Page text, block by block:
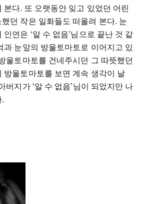
본다. 또 오랫동안 잊고 있었던 어린
던 작은 일화들도 떠올려 본다. 눈
연은 ‘알 수 없음’님으로 끝난 것 같
과 눈앞의 방울토마토로 이어지고 있
울토마토를 건네주시던 그 따뜻했던
방울토마토를 보면 계속 생각이 날
버지가 ‘알 수 없음’님이 되었지만 나
.